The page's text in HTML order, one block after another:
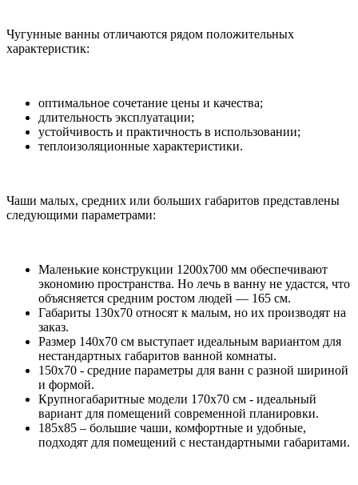
Чугунные ванны отличаются рядом положительных
характеристик:
оптимальное сочетание цены и качества;
длительность эксплуатации;
устойчивость и практичность в использовании;
теплоизоляционные характеристики.
Чаши малых, средних или больших габаритов представлены
следующими параметрами:
Маленькие конструкции 1200х700 мм обеспечивают
экономию пространства. Но лечь в ванну не удастся, что
объясняется средним ростом людей — 165 см.
Габариты 130х70 относят к малым, но их производят на
заказ.
Размер 140х70 см выступает идеальным вариантом для
нестандартных габаритов ванной комнаты.
150х70 - средние параметры для ванн с разной шириной
и формой.
Крупногабаритные модели 170х70 см - идеальный
вариант для помещений современной планировки.
185х85 – большие чаши, комфортные и удобные,
подходят для помещений с нестандартными габаритами.